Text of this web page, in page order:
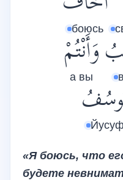
боюсь
وَأَنْتُمْ
а вы
Йусуф
«Я боюсь, что
будете